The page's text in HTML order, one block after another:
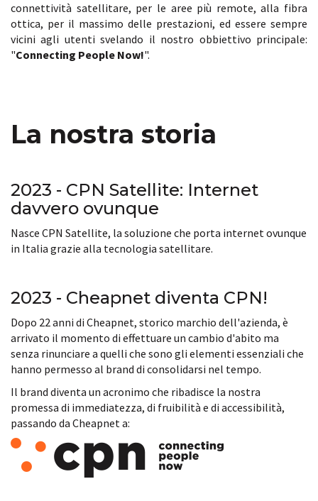
connettività satellitare, per le aree più remote, alla fibra
ottica, per il massimo delle prestazioni, ed essere sempre
vicini agli utenti svelando il nostro obbiettivo principale:
"Connecting People Now!".
La nostra storia
2023 - CPN Satellite: Internet
davvero ovunque
Nasce CPN Satellite, la soluzione che porta internet ovunque
in Italia grazie alla tecnologia satellitare.
2023 - Cheapnet diventa CPN!
Dopo 22 anni di Cheapnet, storico marchio dell'azienda, è
arrivato il momento di effettuare un cambio d'abito ma
senza rinunciare a quelli che sono gli elementi essenziali che
hanno permesso al brand di consolidarsi nel tempo.
Il brand diventa un acronimo che ribadisce la nostra
promessa di immediatezza, di fruibilità e di accessibilità,
passando da Cheapnet a: